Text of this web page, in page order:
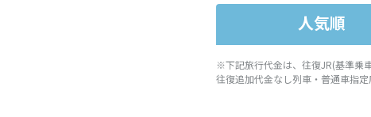
人気順
※下記旅行代金は、往復JR(基準乗
往復追加代金なし列車・普通車指定